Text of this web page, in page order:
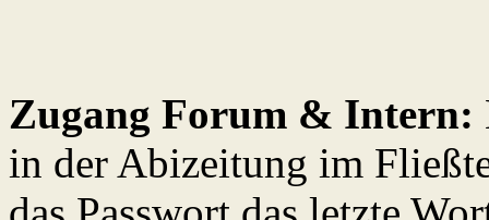
Zugang Forum & Intern:
in der Abizeitung im